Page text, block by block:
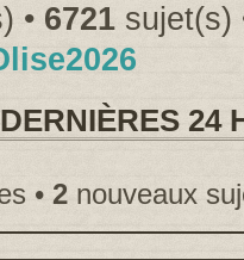
• 6721 sujet(s)
24
• 2 nouveaux